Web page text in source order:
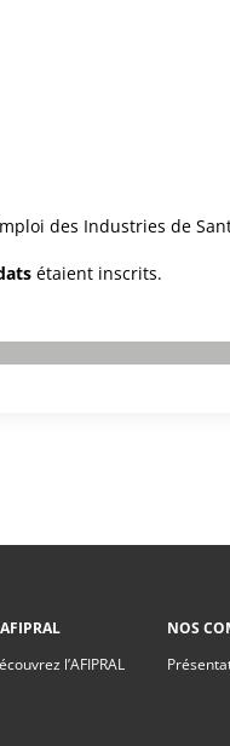
des Industries de
étaient inscrits.
l’AFIPRAL
NOS